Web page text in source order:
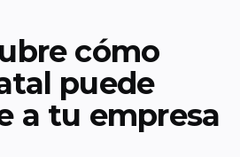
cómo
puede
a tu empresa